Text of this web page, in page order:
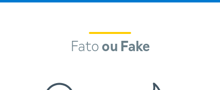
Fato ou Fake